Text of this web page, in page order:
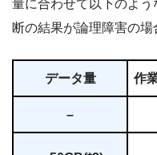
量に合わせて以下のよ
断の結果が論理障害の場
データ量 作
–